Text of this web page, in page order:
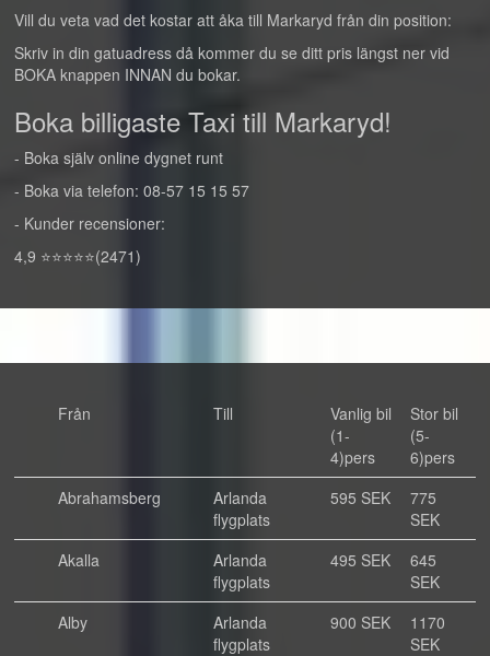
Vill du veta vad det kostar att åka till Markaryd från din position:
Skriv in din gatuadress då kommer du se ditt pris längst ner vid
BOKA knappen INNAN du bokar.
Boka billigaste Taxi till Markaryd!
- Boka själv online dygnet runt
- Boka via telefon: 08-57 15 15 57
- Kunder recensioner:
4,9 ⭐⭐⭐⭐⭐(2471)
Från Till
Vanlig bil
(1-
4)pers
Stor bil
(5-
6)pers
Abrahamsberg
Arlanda
flygplats
595 SEK
775
SEK
Akalla
Arlanda
flygplats
495 SEK
645
SEK
Alby
Arlanda
flygplats
900 SEK
1170
SEK